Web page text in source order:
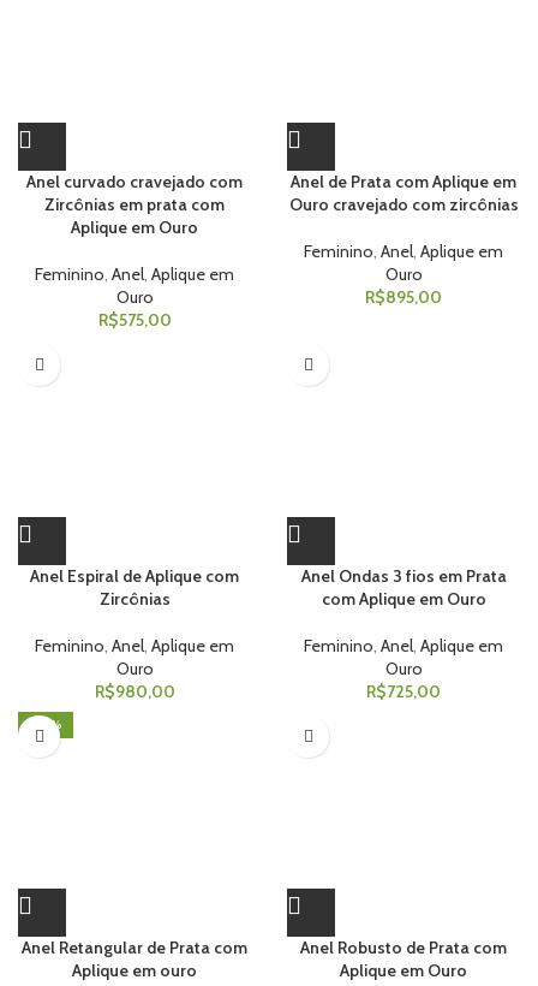
Anel curvado cravejado com
Zircônias em prata com
Aplique em Ouro
Feminino, Anel, Aplique em
Ouro
R$575,00
Anel de Prata com Aplique em
Ouro cravejado com zircônias
Feminino, Anel, Aplique em
Ouro
R$895,00
Anel Espiral de Aplique com
Zircônias
Feminino, Anel, Aplique em
Ouro
R$980,00
Anel Ondas 3 fios em Prata
com Aplique em Ouro
Feminino, Anel, Aplique em
Ouro
R$725,00
-38%
Anel Retangular de Prata com
Aplique em ouro
Anel Robusto de Prata com
Aplique em Ouro